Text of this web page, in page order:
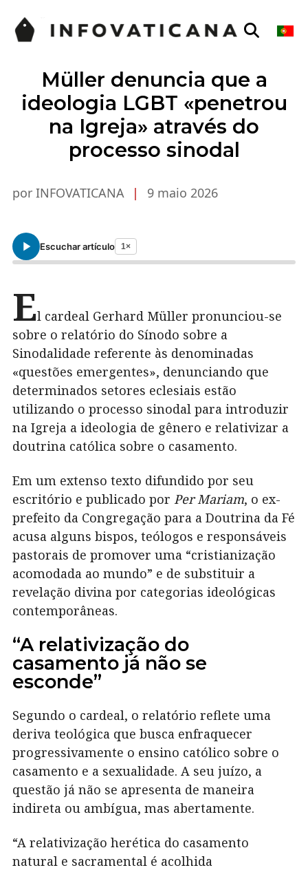
Müller denuncia que a
ideologia LGBT «penetrou
na Igreja» através do
processo sinodal
por INFOVATICANA | 9 maio 2026
Escuchar artículo 1×
El cardeal Gerhard Müller pronunciou-se
sobre o relatório do Sínodo sobre a
Sinodalidade referente às denominadas
«questões emergentes», denunciando que
determinados setores eclesiais estão
utilizando o processo sinodal para introduzir
na Igreja a ideologia de gênero e relativizar a
doutrina católica sobre o casamento.
Em um extenso texto difundido por seu
escritório e publicado por Per Mariam, o ex-
prefeito da Congregação para a Doutrina da Fé
acusa alguns bispos, teólogos e responsáveis
pastorais de promover uma “cristianização
acomodada ao mundo” e de substituir a
revelação divina por categorias ideológicas
contemporâneas.
“A relativização do
casamento já não se
esconde”
Segundo o cardeal, o relatório reflete uma
deriva teológica que busca enfraquecer
progressivamente o ensino católico sobre o
casamento e a sexualidade. A seu juízo, a
questão já não se apresenta de maneira
indireta ou ambígua, mas abertamente.
“A relativização herética do casamento
natural e sacramental é acolhida